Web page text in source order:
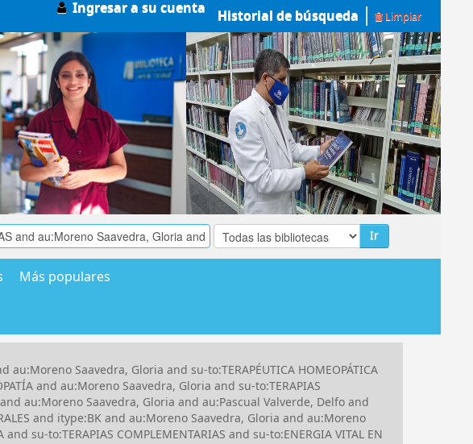
Ingresar a su cuenta Historial de búsqueda Limpiar
Ir
Más populares
Saavedra, Gloria and su-to:TERAPÉUTICA HOMEOPÁTICA
and au:Moreno Saavedra, Gloria and su-to:TERAPIAS
au:Moreno Saavedra, Gloria and au:Pascual Valverde, Delfo and
and itype:BK and au:Moreno Saavedra, Gloria and au:Moreno
su-to:TERAPIAS COMPLEMENTARIAS and su-to:ENERGIA VITAL EN